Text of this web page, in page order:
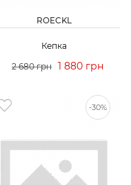
ROECKL
Кепка
2 680 грн 1 880 грн
-30%